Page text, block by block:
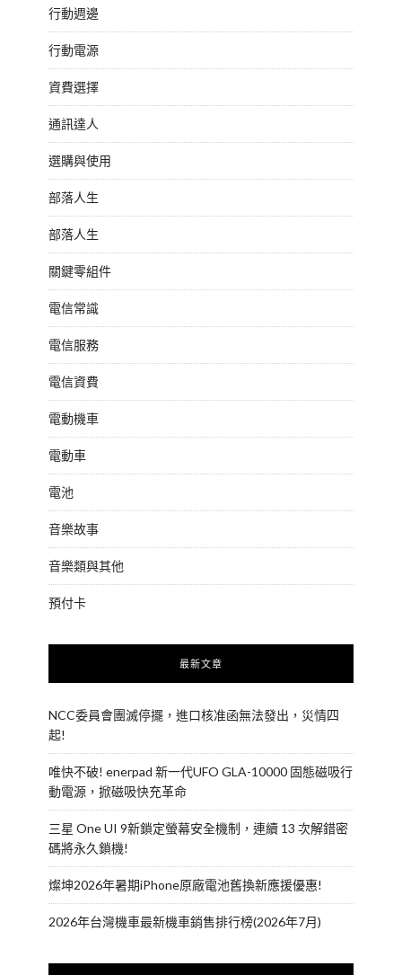
行動週邊
行動電源
資費選擇
通訊達人
選購與使用
部落人生
部落人生
關鍵零組件
電信常識
電信服務
電信資費
電動機車
電動車
電池
音樂故事
音樂類與其他
預付卡
最新文章
NCC委員會團滅停擺，進口核准函無法發出，災情四
起!
唯快不破! enerpad 新一代UFO GLA-10000 固態磁吸行
動電源，掀磁吸快充革命
三星 One UI 9新鎖定螢幕安全機制，連續 13 次解錯密
碼將永久鎖機!
燦坤2026年暑期iPhone原廠電池舊換新應援優惠!
2026年台灣機車最新機車銷售排行榜(2026年7月)